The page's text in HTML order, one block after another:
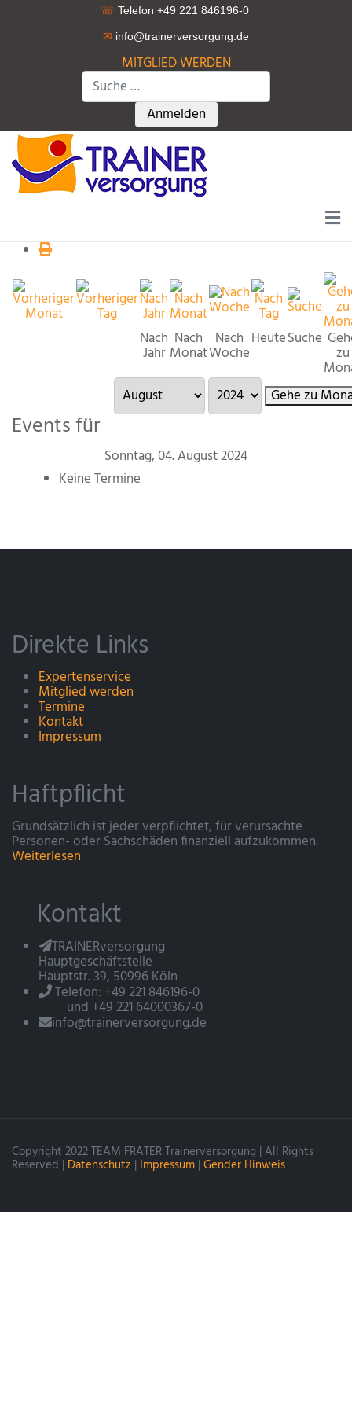
☏ Telefon +49 221 846196-0
✉ info@trainerversorgung.de
MITGLIED WERDEN
Suchen
Type 2 or more characters for
Anmelden
Nach
Jahr
Nach
Monat
Nach
Woche
HeuteSuche
zu
Gehe zu
Events für
Sonntag, 04. August 2024
Keine Termine
Direkte Links
Expertenservice
Mitglied werden
Termine
Kontakt
Impressum
Haftpflicht
Grundsätzlich ist jeder verpflichtet, für verursachte
Personen- oder Sachschäden finanziell aufzukommen.
Weiterlesen
Kontakt
TRAINERversorgung
Hauptgeschäftstelle
Hauptstr. 39, 50996 Köln
Telefon: +49 221 846196-0
und +49 221 64000367-0
info@trainerversorgung.de
Copyright 2022 TEAM FRATER Trainerversorgung | All Rights
Reserved | Datenschutz | Impressum | Gender Hinweis